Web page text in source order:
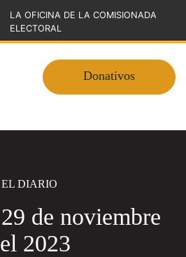
LA OFICINA DE LA COMISIONADA
ELECTORAL
Donativos
EL DIARIO
de noviembre
2023